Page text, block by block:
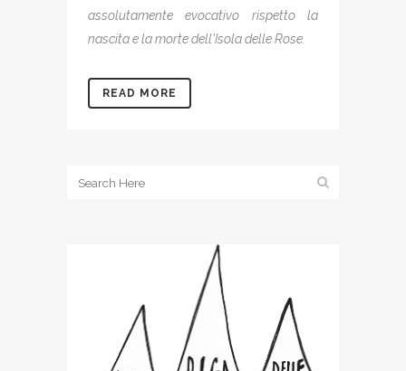
assolutamente evocativo rispetto la
nascita e la morte dell'Isola delle Rose.
READ MORE